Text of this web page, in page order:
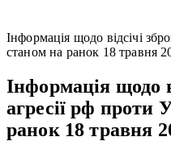
Інформація щодо відсічі
станом на ранок 18 травня
Інформація щодо
агресії рф проти
ранок 18 травня